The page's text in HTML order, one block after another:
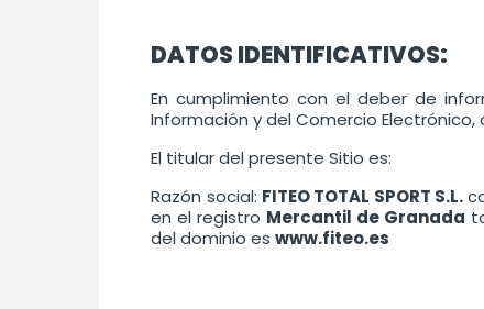
DATOS IDENTIFICATIVOS:
En cumplimiento con el deber de
Información y del Comercio
El titular del presente Sitio es:
Razón social: FITEO TOTAL SPORT S.L.
en el registro Mercantil de Granada
del dominio eswww.fiteo.es